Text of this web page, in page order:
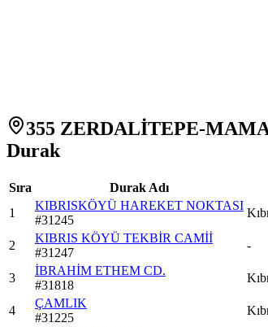
355 ZERDALİTEPE-
Durak
Sıra Durak Adı
1
KIBRISKÖYÜ HAREKET NOKTASI
#31245
2
KIBRIS KÖYÜ TEKBİR CAMİİ
#31247
-
3
İBRAHİM ETHEM CD.
#31818
4
ÇAMLIK
#31225